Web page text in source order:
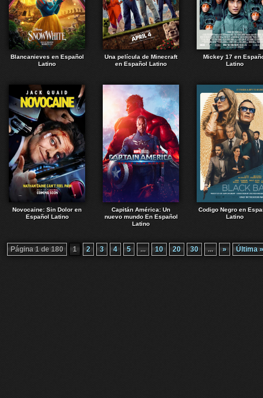
Blancanieves en Español
Latino
Una película de Minecraft
en Español Latino
Mickey 17 en
Latino
Novocaine: Sin Dolor en
Español Latino
Capitán América: Un
nuevo mundo En Español
Latino
Codigo Negro en
Latino
Página 1 de 180 1 2 3 4 5 ... 10 20 30 ... » Última »